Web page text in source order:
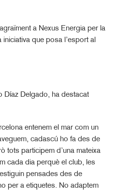
a Nexus Energia per la
que posa l’esport al
Díaz Delgado, ha destacat
entenem el mar com un
cadascú ho fa des de
tots participem d’una mateixa
cada dia perquè el club, les
pensades des de
per a etiquetes. No adaptem